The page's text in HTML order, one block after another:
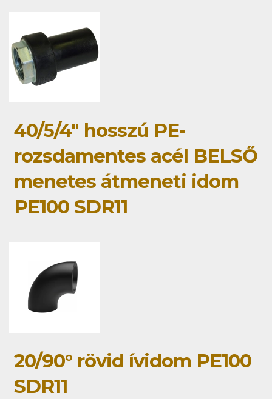
40/5/4" hosszú PE-
rozsdamentes acél BELSŐ
menetes átmeneti idom
PE100 SDR11
20/90° rövid ívidom PE100
SDR11